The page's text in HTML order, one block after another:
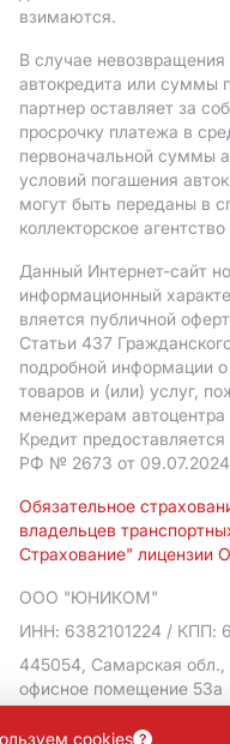
взимаются.
В случае
автокредита или суммы
партнер оставляет за
просрочку платежа в
первоначальной суммы
условий погашения
могут быть переданы в
коллекторское
Данный Интернет-сайт
информационный
вляется публичной
Статьи 437
подробной информации
товаров и (или) услуг,
менеджерам автоцентра
Кредит
РФ № 2673 от
Обязательное
владельцев
Страхование" лицензии
ООО "ЮНИКОМ"
ИНН: 6382101224 / КПП:
445054, Самарская обл.,
офисное помещение 53а
Политика в отношении
cookies